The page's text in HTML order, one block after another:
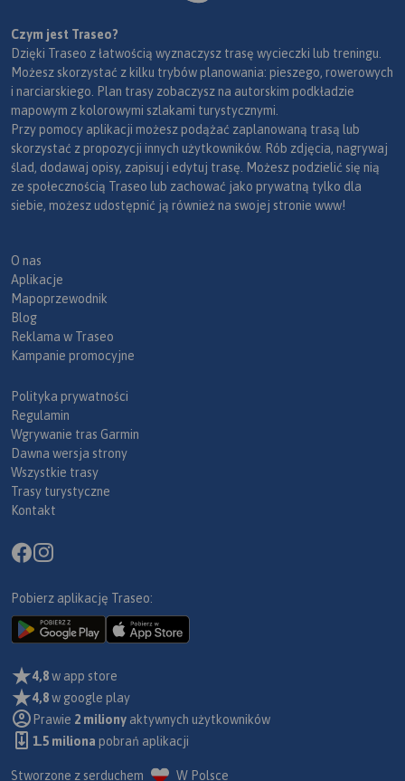
Czym jest Traseo?
Dzięki Traseo z łatwością wyznaczysz trasę wycieczki lub treningu.
Możesz skorzystać z kilku trybów planowania: pieszego, rowerowych
i narciarskiego. Plan trasy zobaczysz na autorskim podkładzie
mapowym z kolorowymi szlakami turystycznymi.
Przy pomocy aplikacji możesz podążać zaplanowaną trasą lub
skorzystać z propozycji innych użytkowników. Rób zdjęcia, nagrywaj
ślad, dodawaj opisy, zapisuj i edytuj trasę. Możesz podzielić się nią
ze społecznością Traseo lub zachować jako prywatną tylko dla
siebie, możesz udostępnić ją również na swojej stronie www!
O nas
Aplikacje
Mapoprzewodnik
Blog
Reklama w Traseo
Kampanie promocyjne
Polityka prywatności
Regulamin
Wgrywanie tras Garmin
Dawna wersja strony
Wszystkie trasy
Trasy turystyczne
Kontakt
Pobierz aplikację Traseo:
4,8w app store
4,8w google play
Prawie 2 miliony aktywnych użytkowników
1.5 miliona pobrań aplikacji
Stworzone z serduchem W Polsce